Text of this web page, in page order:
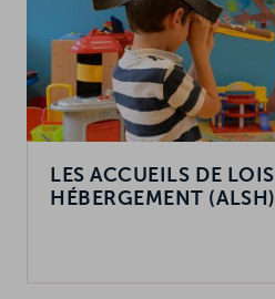
LES ACCUEILS DE
HÉBERGEMENT (ALSH)